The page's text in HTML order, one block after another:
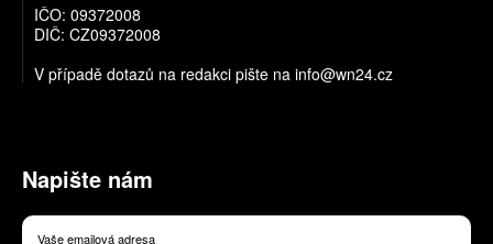
IČO: 09372008
DIČ: CZ09372008
V případě dotazů na redakci pište na info@wn24.cz
Napište nám